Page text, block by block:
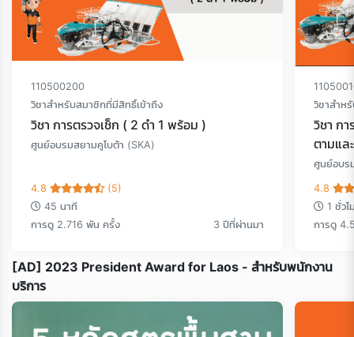
110500200
วิชาสำหรับสมาชิกที่มีสิทธิ์เข้าถึง
วิชา การตรวจเช็ก ( 2 ดำ 1 พร้อม )
ศูนย์อบรมสยามคูโบต้า (SKA)
4.8
(5)
45 นาที
การดู 2.716 พัน ครั้ง
3 ปีที่ผ่านมา
วิชาสำห
วิชา กา
ตามแล
ศูนย์อบร
4.8
1 ชั่ว
การดู
[AD] 2023 President Award for Laos - สำหรับพนักงาน
บริการ